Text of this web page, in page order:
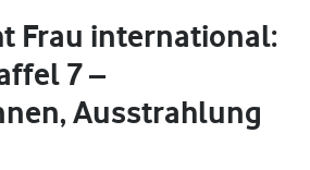
Frau international:
7 –
Ausstrahlung